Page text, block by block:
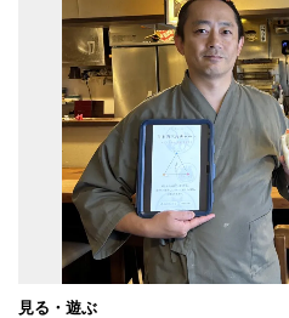
見る・遊ぶ